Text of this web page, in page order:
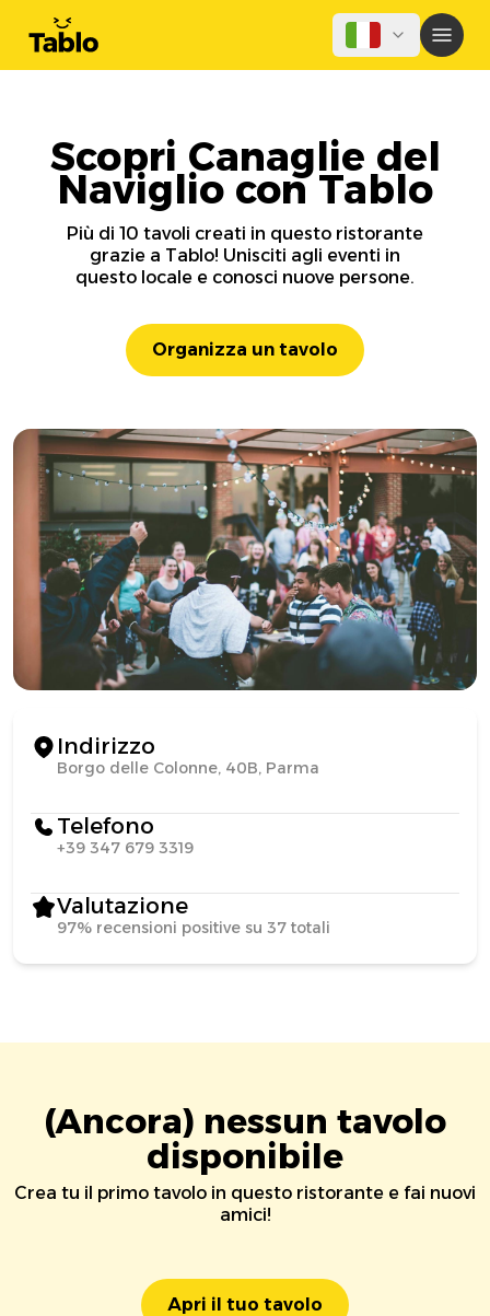
Scopri Canaglie del
Naviglio con Tablo
Più di 10 tavoli creati in questo ristorante
grazie a Tablo! Unisciti agli eventi in
questo locale e conosci nuove persone.
Organizza un tavolo
Indirizzo
Borgo delle Colonne, 40B, Parma
Telefono
+39 347 679 3319
Valutazione
97% recensioni positive su 37 totali
(Ancora) nessun tavolo
disponibile
Crea tu il primo tavolo in questo ristorante e fai nuovi
amici!
Apri il tuo tavolo